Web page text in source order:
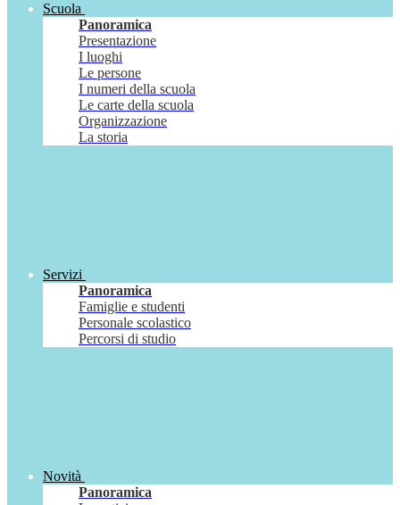
Scuola
Panoramica
Presentazione
I luoghi
Le persone
I numeri della scuola
Le carte della scuola
Organizzazione
La storia
Servizi
Panoramica
Famiglie e studenti
Personale scolastico
Percorsi di studio
Novità
Panoramica